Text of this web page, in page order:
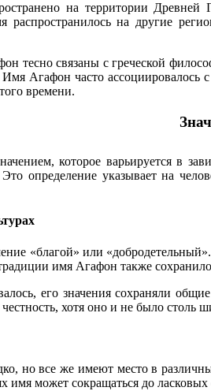
на территории
распространилось на другие
тесно связаны с греческой
Агафон часто ассоциировалось
времени.
которое варьируется в
определение указывает на
«благой» или
имя Агафон также
его значения сохраняли
хотя оно и не было столь
но все же имеют место в
имя может сокращаться до